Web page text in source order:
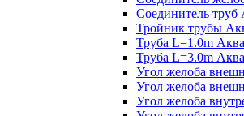
Соединитель труб
Тройник трубы
Труба L=1.0m
Труба L=3.0m
Угол желоба
Угол желоба
Угол желоба